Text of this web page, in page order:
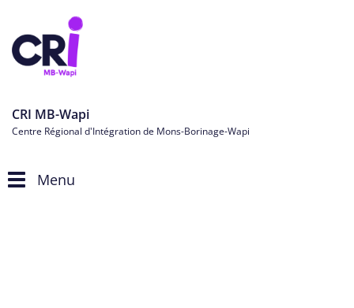
CRI MB-Wapi
Centre Régional d'Intégration de Mons-Borinage-Wapi
ToggleMenu